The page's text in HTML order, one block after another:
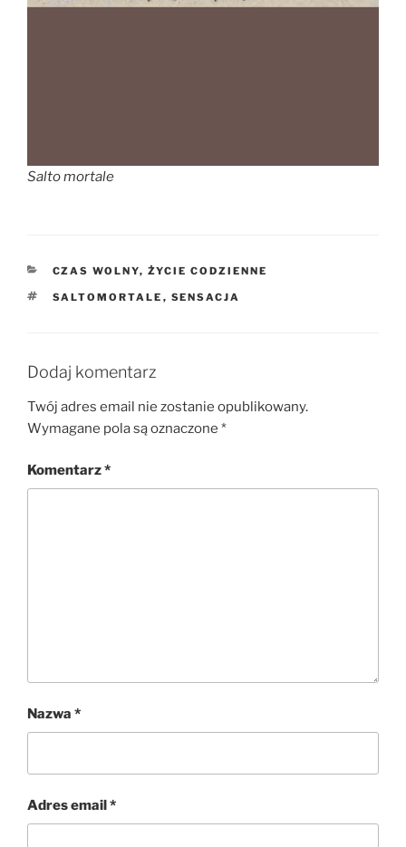
Salto mortale
KATEGORIE
CZAS WOLNY, ŻYCIE CODZIENNE
TAGI
SALTOMORTALE , SENSACJA
Dodaj komentarz
Twój adres email nie zostanie opublikowany.
Wymagane pola są oznaczone *
Komentarz*
Nazwa *
Adres email*